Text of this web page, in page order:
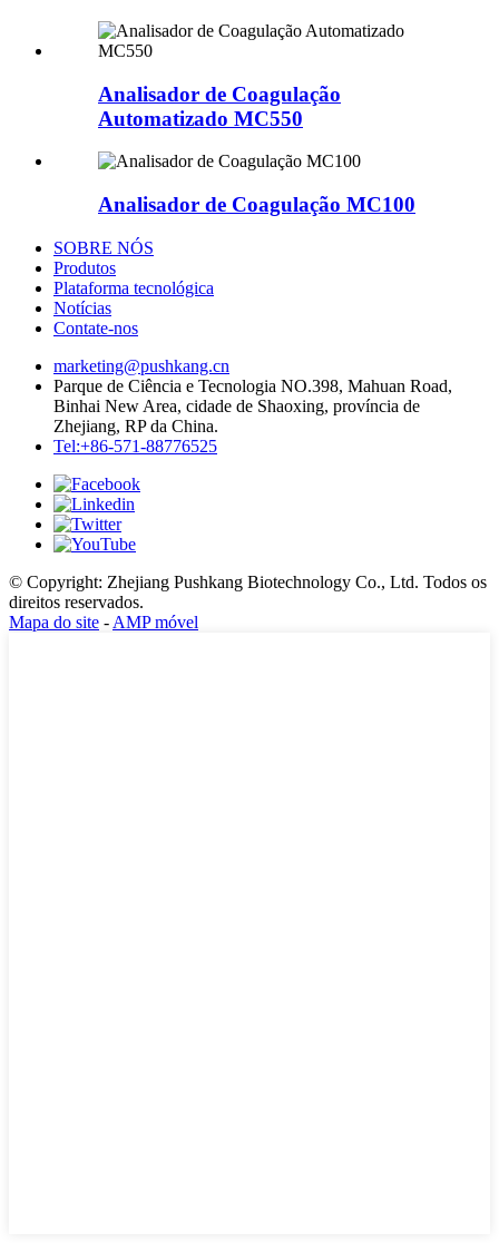
Analisador de Coagulação
Automatizado MC550
Analisador de Coagulação MC100
SOBRE NÓS
Produtos
Plataforma tecnológica
Notícias
Contate-nos
marketing@pushkang.cn
Parque de Ciência e Tecnologia NO.398, Mahuan Road,
Binhai New Area, cidade de Shaoxing, província de
Zhejiang, RP da China.
Tel:+86-571-88776525
© Copyright: Zhejiang Pushkang Biotechnology Co., Ltd. Todos os
direitos reservados.
Mapa do site - AMP móvel